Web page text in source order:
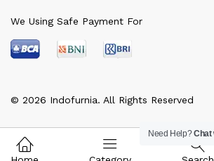
© 2026 Indofurnia. All Rights Reserved
We Using Safe Payment For
Need Help?Chat